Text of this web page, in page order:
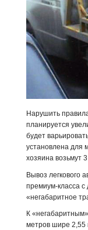
Нарушить
планируется
будет
установлена для
хозяина возьмут
Вывоз легкового
премиум-класса с
«негабаритное
К
метров шире 2,55